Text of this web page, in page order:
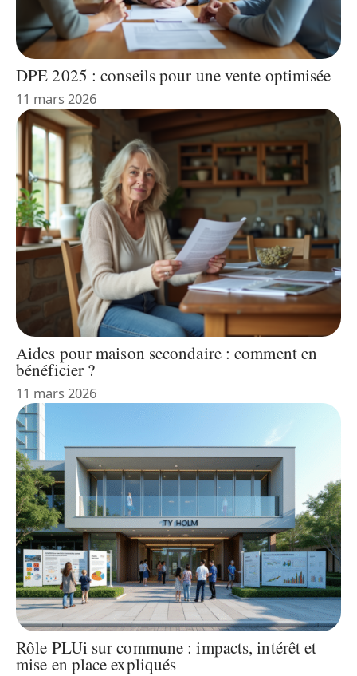
DPE 2025 : conseils pour une vente optimisée
11 mars 2026
Aides pour maison secondaire : comment en
bénéficier ?
11 mars 2026
Rôle PLUi sur commune : impacts, intérêt et
mise en place expliqués